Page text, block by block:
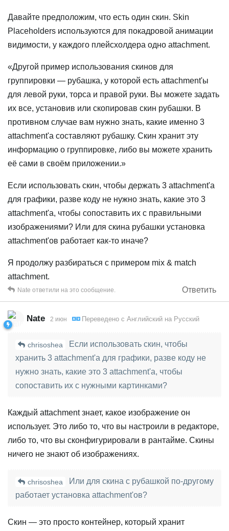
Давайте предположим, что есть один скин. Skin
Placeholders используются для покадровой анимации
видимости, у каждого плейсхолдера одно attachment.
«Другой пример использования скинов для
группировки — рубашка, у которой есть attachment'ы
для левой руки, торса и правой руки. Вы можете задать
их все, установив или скопировав скин рубашки. В
противном случае вам нужно знать, какие именно 3
attachment'а составляют рубашку. Скин хранит эту
информацию о группировке, либо вы можете хранить
её сами в своём приложении.»
Если использовать скин, чтобы держать 3 attachment'а
для графики, разве коду не нужно знать, какие это 3
attachment'а, чтобы сопоставить их с правильными
изображениями? Или для скина рубашки установка
attachment'ов работает как‑то иначе?
Я продолжу разбираться с примером mix & match
attachment.
Ответить
Nate ответили на это сообщение.
Nate 2 июн Переведено с Английский на Русский
chrisoshea
Если использовать скин, чтобы
хранить 3 attachment'а для графики, разве коду не
нужно знать, какие это 3 attachment'а, чтобы
сопоставить их с нужными картинками?
Каждый attachment знает, какое изображение он
использует. Это либо то, что вы настроили в редакторе,
либо то, что вы сконфигурировали в рантайме. Скины
ничего не знают об изображениях.
chrisoshea
Или для скина с рубашкой по-другому
работает установка attachment'ов?
Скин — это просто контейнер, который хранит